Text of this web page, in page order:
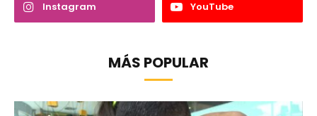
Instagram YouTube
MÁS POPULAR